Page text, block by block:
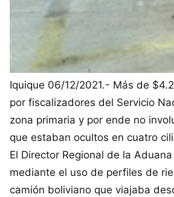
Iquique 06/12/2021.- Más de
por fiscalizadores del Servicio
zona primaria y por ende no
que estaban ocultos en cuatro
El Director Regional de la
mediante el uso de perfiles de
camión boliviano que viajaba